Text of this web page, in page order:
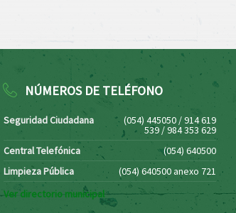
NÚMEROS DE TELÉFONO
Seguridad Ciudadana (054) 445050 / 914 619
539 / 984 353 629
Central Telefónica
(054) 640500
Limpieza Pública
(054) 640500 anexo 721
Ver directorio municipal